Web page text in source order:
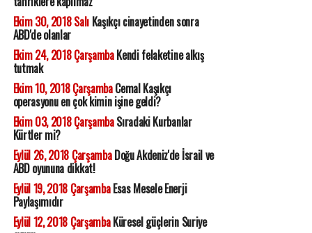
Ekim 30, 2018 SalıKaşıkçı cinayetinden sonra
ABD'de olanlar
Ekim 24, 2018 ÇarşambaKendi felaketine alkış
tutmak
Ekim 10, 2018 ÇarşambaCemal Kaşıkçı
operasyonu en çok kimin işine geldi?
Ekim 03, 2018 ÇarşambaSıradaki Kurbanlar
Kürtler mi?
Eylül 26, 2018 ÇarşambaDoğu Akdeniz'de İsrail ve
ABD oyununa dikkat!
Eylül 19, 2018 ÇarşambaEsas Mesele Enerji
Paylaşımıdır
Eylül 12, 2018 ÇarşambaKüresel güçlerin Suriye